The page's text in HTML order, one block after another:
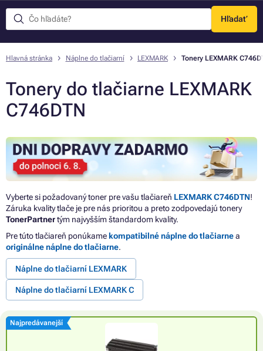
Hľadať
Menu
Hlavná stránka Náplne do tlačiarní LEXMARK Tonery LEXMARK
Tonery do tlačiarne LEXMARK
C746DTN
Vyberte si požadovaný toner pre vašu tlačiareň LEXMARK C746DTN!
Záruka kvality tlače je pre nás prioritou a preto zodpovedajú tonery
TonerPartnertým najvyšším štandardom kvality.
Pre túto tlačiareň ponúkame kompatibilné náplne do tlačiarnea
originálne náplne do tlačiarne.
Náplne do tlačiarní LEXMARK
Náplne do tlačiarní LEXMARK C
Najpredávanejší